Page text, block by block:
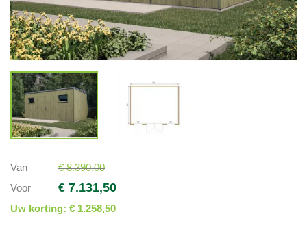
Van
€ 8.390,00
Voor
€ 7.131,50
Uw korting: € 1.258,50